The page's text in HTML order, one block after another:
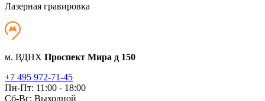
Лазерная гравировка
м. ВДНХ Проспект Мира д 150
+7 495 972-71-45
Пн-Пт: 11:00 - 18:00
Сб-Вс: Выходной